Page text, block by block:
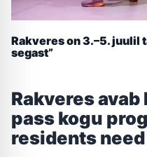
Rakveres on 3.–5. juulil
segast”
Rakveres
pass kogu
residents